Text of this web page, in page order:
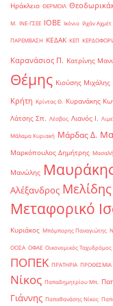
Ηράκλειο ΘΕΡΜΟΙΛ
Μ. ΙΝΕ-ΓΣΕΕ ΙΟΒΕ Ικόνιο Ιλχάν Αχμέτ
ΠΑΡΕΜΒΑΣΗ ΚΕΔΑΚ ΚΕΠ
Καρανάσιος Π. Κατρίνης
Θέμης Κιούσης Μιχάλης
Κρήτη Κρίντας Θ. Κυρανάκης
Λάτσης Σπ. Λέσβος Λιανός Ι.
Μάλαμα Κυριακή Μάρδας Δ.
Μαρκόπουλος Δημήτρης
Μανώλης
Αλέξανδρος
Μεταφορικό
Κυριάκος Μπόμπορης Παναγιώτης
ΟΟΣΑ ΟΦΑΕ Οικονομικός Ταχυδρόμος
ΠΟΠΕΚ ΠΡΑΤΗΡΙΑ ΠΡΟΘΕΣΜΙΑ
Νίκος Παπαδημητρίου Μπ.
Γιάννης Παπαθανάσης Νίκος